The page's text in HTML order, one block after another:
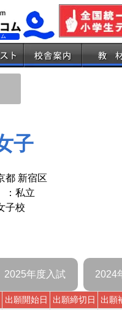
子
都 新宿区
：私立
子校
2025年度入試 2024
出願開始日 出願締切日 出願